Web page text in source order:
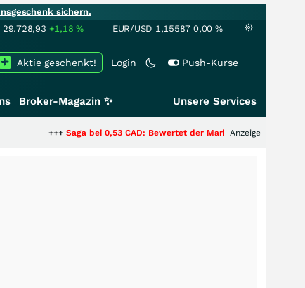
sichern.
29.728,93 +1,18% EUR/USD 1,15587 0,00 %
Login Push-Kurse
Aktie geschenkt!
Broker-Magazin ✨ Unsere Services
Saga bei 0,53 CAD: Bewertet der Markt noch immer nur die Hälfte
Anzeige